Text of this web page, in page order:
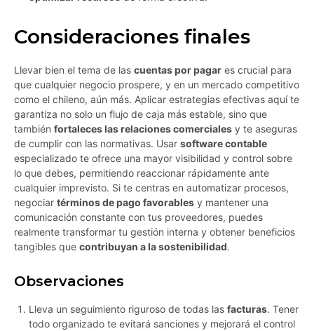
Consideraciones finales
Llevar bien el tema de las cuentas por pagar es crucial para
que cualquier negocio prospere, y en un mercado competitivo
como el chileno, aún más. Aplicar estrategias efectivas aquí te
garantiza no solo un flujo de caja más estable, sino que
también fortaleces las relaciones comerciales y te aseguras
de cumplir con las normativas. Usar software contable
especializado te ofrece una mayor visibilidad y control sobre
lo que debes, permitiendo reaccionar rápidamente ante
cualquier imprevisto. Si te centras en automatizar procesos,
negociar términos de pago favorables y mantener una
comunicación constante con tus proveedores, puedes
realmente transformar tu gestión interna y obtener beneficios
tangibles que contribuyan a la sostenibilidad.
Observaciones
Lleva un seguimiento riguroso de todas las facturas. Tener
todo organizado te evitará sanciones y mejorará el control